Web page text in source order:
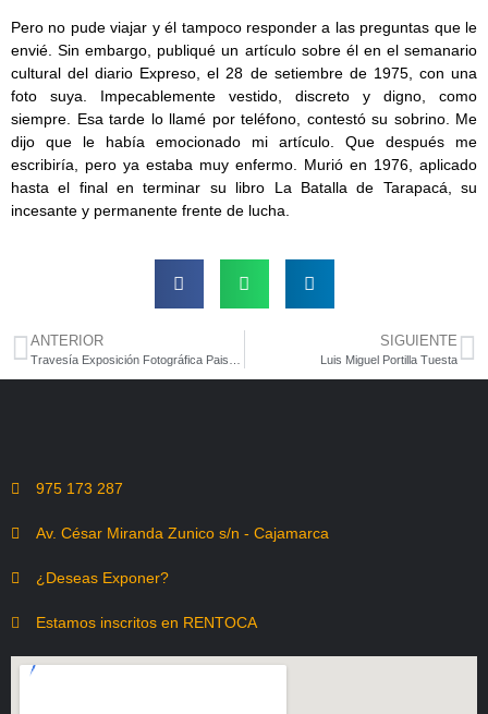
Pero no pude viajar y él tampoco responder a las preguntas que le
envié. Sin embargo, publiqué un artículo sobre él en el semanario
cultural del diario Expreso, el 28 de setiembre de 1975, con una
foto suya. Impecablemente vestido, discreto y digno, como
siempre. Esa tarde lo llamé por teléfono, contestó su sobrino. Me
dijo que le había emocionado mi artículo. Que después me
escribiría, pero ya estaba muy enfermo. Murió en 1976, aplicado
hasta el final en terminar su libro La Batalla de Tarapacá, su
incesante y permanente frente de lucha.
ANTERIOR SIGUIENTE
Luis Miguel Portilla Tuesta
975 173 287
Av. César Miranda Zunico s/n - Cajamarca
¿Deseas Exponer?
Estamos inscritos en RENTOCA